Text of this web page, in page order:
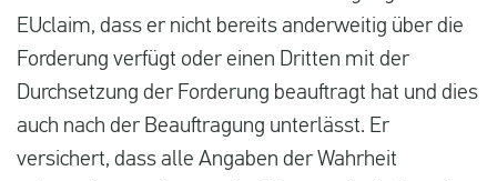
EUclaim, dass er nicht bereits anderweitig über die
Forderung verfügt oder einen Dritten mit der
Durchsetzung der Forderung beauftragt hat und dies
auch nach der Beauftragung unterlässt. Er
versichert, dass alle Angaben der Wahrheit